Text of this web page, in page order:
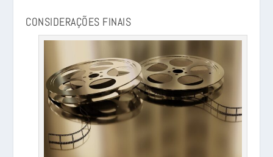
CONSIDERAÇÕES FINAIS